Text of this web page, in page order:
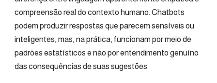
compreensão real do contexto humano. Chatbots
podem produzir respostas que parecem sensíveis ou
inteligentes, mas, na prática, funcionam por meio de
padrões estatísticos e não por entendimento genuíno
das consequências de suas sugestões.